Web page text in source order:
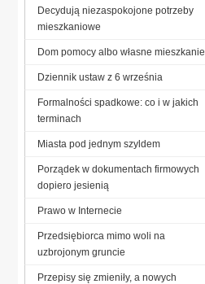
Decydują niezaspokojone potrzeby
mieszkaniowe
Dom pomocy albo własne mieszkanie
Dziennik ustaw z 6 września
Formalności spadkowe: co i w jakich
terminach
Miasta pod jednym szyldem
Porządek w dokumentach firmowych
dopiero jesienią
Prawo w Internecie
Przedsiębiorca mimo woli na
uzbrojonym gruncie
Przepisy się zmieniły, a nowych